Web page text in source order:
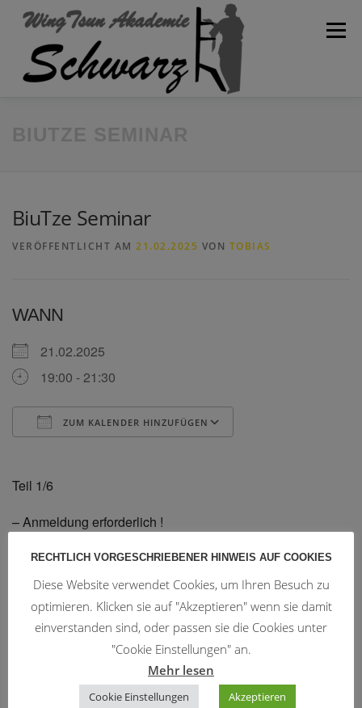
Inhalt
Menü
BiuTze Seminar
VERÖFFENTLICHT AM 21.02.2025 VON TOBIAS
WANN
21.02.2025
19:00 - 21:30
ZUM KALENDER HINZUFÜGEN
Teil 1/6
– Anmeldung erforderlich !
Trainingszeiten
Montag u. Donnerstag 19:15 - 20:45
Mittwoch 20:00 - 21:00
RECHTLICH VORGESCHRIEBENER HINWEIS AUF COOKIES
Diese Website verwendet Cookies, um Ihren Besuch zu
optimieren. Klicken sie auf "Akzeptieren" wenn sie damit
einverstanden sind, oder passen sie die Cookies unter
"Cookie Einstellungen" an.
Mehr lesen
Cookie Einstellungen Akzeptieren